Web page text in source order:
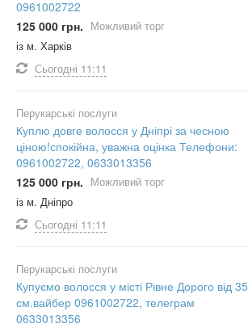
0961002722
125 000 грн. Можливий торг
із м. Харків
Сьогодні 11:11
Перукарські послуги
Куплю довге волосся у Дніпрі за чесною
ціною!спокійна, уважна оцінка Телефони:
0961002722, 0633013356
125 000 грн. Можливий торг
із м. Дніпро
Сьогодні 11:11
Перукарські послуги
Купуємо волосся у місті Рівне Дорого від 35
см.вайбер 0961002722, телеграм
0633013356